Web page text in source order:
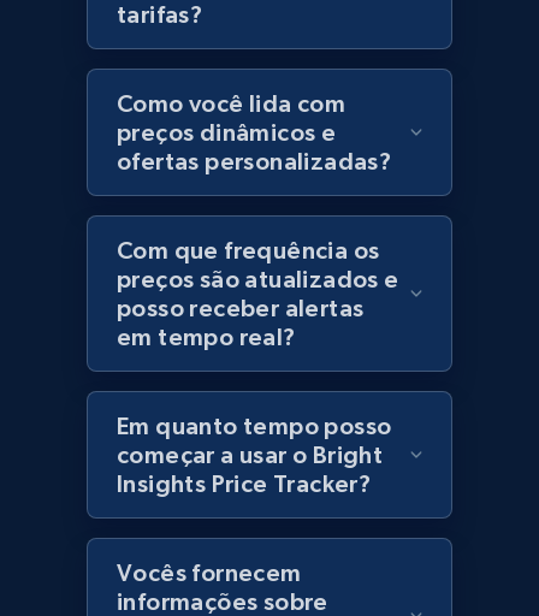
Best Buy products
URL, Product id, Title, Images, Final price,
Currency, Discount, Initial price, and more.
1.1K+ 149+ Comece agora
Best Buy products - Collect data on
products using specified keywords
URL, Product id, Title, Images, Final price,
Currency, Discount, Initial price, and more.
tarifas?
Como você lida com
preços dinâmicos e
ofertas personalizadas?
Com que frequência os
preços são atualizados e
posso receber alertas
em tempo real?
Em quanto tempo posso
começar a usar o Bright
Insights Price Tracker?
Vocês fornecem
informações sobre